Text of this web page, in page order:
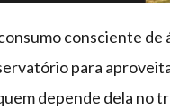
consciente
para
depende dela no